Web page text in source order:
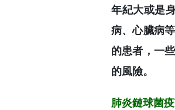
年紀大或是
病、心臟病
的患者，一
的風險。
肺炎鏈球菌